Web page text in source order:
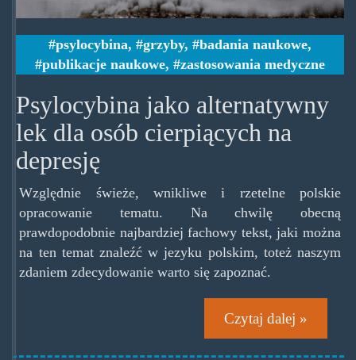
psylocybina, grzyby, badania naukowe,
publikacje naukowe, zastosowania medyczne
Psylocybina jako alternatywny
lek dla osób cierpiących na
depresję
Względnie świeże, wnikliwe i rzetelne polskie
opracowanie tematu. Na chwilę obecną
prawdopodobnie najbardziej fachowy tekst, jaki można
na ten temat znaleźć w jezyku polskim, toteż naszym
zdaniem zdecydowanie warto się zapoznać.
Czytaj dalej »